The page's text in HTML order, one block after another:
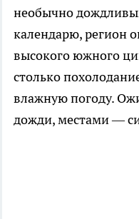
необычно
календарю, регион
высокого южного
столько
влажную погоду.
дожди, местами —